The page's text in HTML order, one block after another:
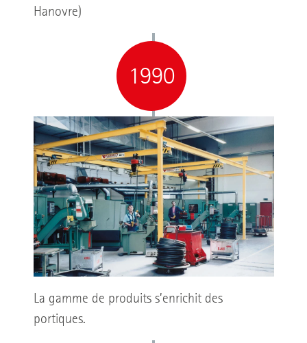
Hanovre)
1990
La gamme de produits s’enrichit des
portiques.